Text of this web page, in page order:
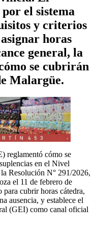
el sistema
y criterios
horas
general, la
se cubrirán
Malargüe.
reglamentó cómo se
en el Nivel
Resolución N° 291/2026,
el 11 de febrero de
cubrir horas cátedra,
ausencia, y establece el
(GEI) como canal oficial